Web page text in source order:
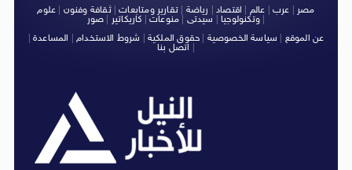
مصر عرب عالم اقتصاد رياضة |تقارير ومتابعات|ثقافة وفنون
علوم
وتكنولوجيا| سيدتى منوعات كاريكاتير صور
|
عن الموقع
سياسة الخصوصية حقوق الملكية شروط الاستخدام| المساعدة|
اتصل بنا